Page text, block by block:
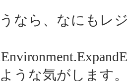
なら、なにもレ
うな気がします